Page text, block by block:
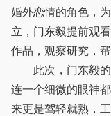
婚外恋情的角色，
立，门东毅提前观
作品，观察研究，
此次，门东毅的
连一个细微的眼神
来更是驾轻就熟，